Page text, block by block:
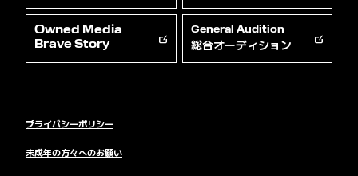
Owned Media
Brave Story
General Audition
総合オーディション
プライバシーポリシー
未成年の方々へのお願い